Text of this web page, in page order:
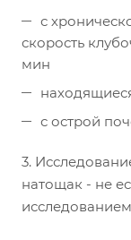
с
скорость
мин
с острой
3.
натощак - не
исследованием